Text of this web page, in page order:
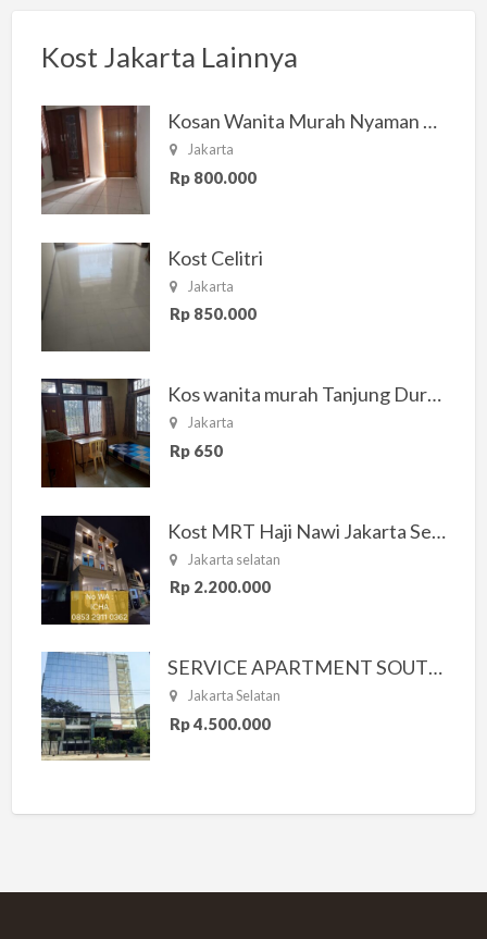
Kost Jakarta Lainnya
Kosan Wanita Murah Nyaman di Jakarta Selatan
Jakarta
Rp 800.000
Kost Celitri
Jakarta
Rp 850.000
Kos wanita murah Tanjung Duren Jakarta Barat
Jakarta
Rp 650
Kost MRT Haji Nawi Jakarta Selatan
Jakarta selatan
Rp 2.200.000
SERVICE APARTMENT SOUTH RESIDENCE
Jakarta Selatan
Rp 4.500.000